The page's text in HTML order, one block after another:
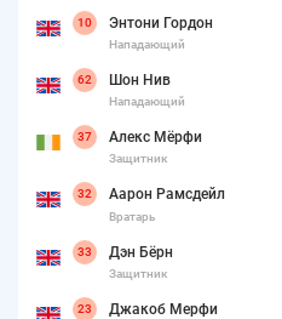
10 Энтони Гордон
Нападающий
62 Шон Нив
Нападающий
37 Алекс Мёрфи
Защитник
32 Аарон Рамсдейл
Вратарь
33 Дэн Бёрн
Защитник
23 Джакоб Мерфи